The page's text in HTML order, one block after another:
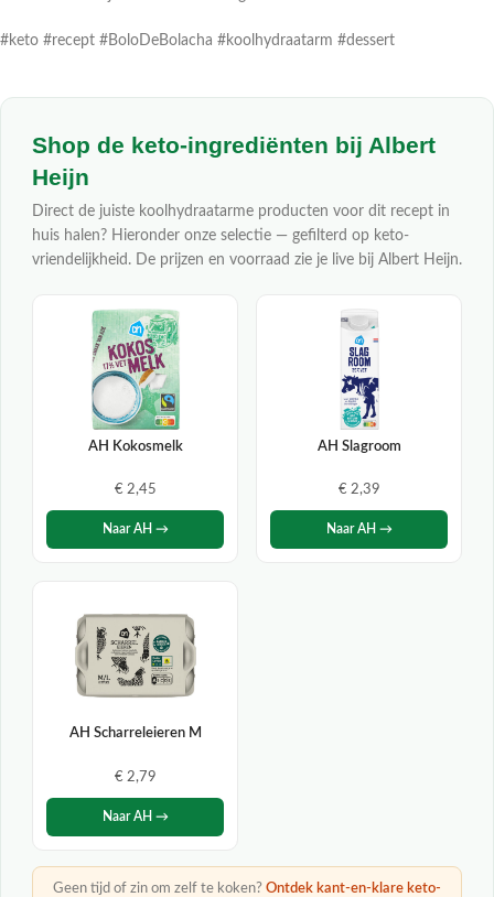
#keto #recept #BoloDeBolacha #koolhydraatarm #dessert
Shop de keto-ingrediënten bij Albert
Heijn
Direct de juiste koolhydraatarme producten voor dit recept in
huis halen? Hieronder onze selectie — gefilterd op keto-
vriendelijkheid. De prijzen en voorraad zie je live bij Albert Heijn.
AH Kokosmelk
€ 2,45
Naar AH →
AH Slagroom
€ 2,39
Naar AH →
AH Scharreleieren M
€ 2,79
Naar AH →
Geen tijd of zin om zelf te koken? Ontdek kant-en-klare keto-